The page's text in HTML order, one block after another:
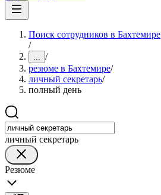
Поиск сотрудников в Бахтемире
/
... /
резюме в Бахтемире/
личный секретарь/
полный день
личный секретарь
Резюме